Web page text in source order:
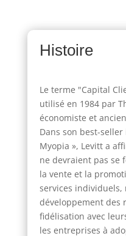
Histoire
Le terme "Capital
utilisé en 1984 par
économiste et
Dans son best-
Myopia », Levitt a
ne devraient pas se
la vente et la
services
développement des
fidélisation avec
les entreprises à